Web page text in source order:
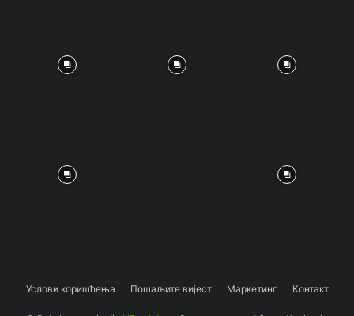
Услови коришћења Пошаљите вијест Маркетинг Контакт